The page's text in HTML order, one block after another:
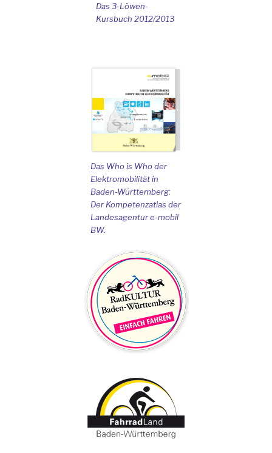
Das 3-Löwen-
Kursbuch 2012/2013
Das Who is Who der
Elektromobilität in
Baden-Württemberg:
Der Kompetenzatlas der
Landesagentur e-mobil
BW.